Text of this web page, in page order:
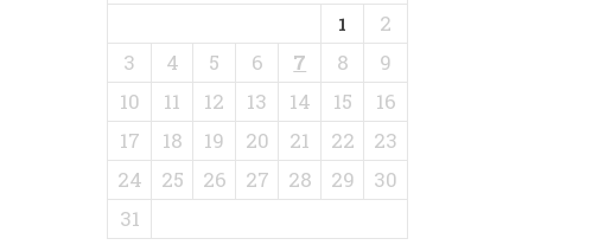
1
2
3
4 5 6 7 8
9
10
11 12 13 14 15
16
17
18 19 20 21 22
23
24
25 26 27 28 29
30
31